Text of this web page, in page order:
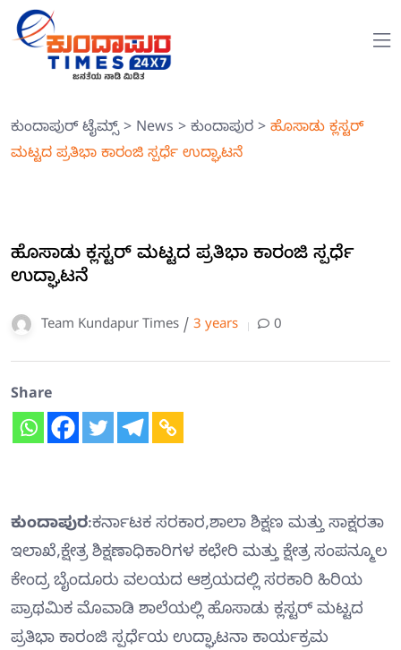
ಕುಂದಾಪುರ್ ಟೈಮ್ಸ್> News > ಕುಂದಾಪುರ > ಹೊಸಾಡು ಕ್ಲಸ್ಟರ್
ಮಟ್ಟದ ಪ್ರತಿಭಾ ಕಾರಂಜಿ ಸ್ಪರ್ಧೆ ಉದ್ಘಾಟನೆ
ಹೊಸಾಡು ಕ್ಲಸ್ಟರ್ ಮಟ್ಟದ ಪ್ರತಿಭಾ ಕಾರಂಜಿ ಸ್ಪರ್ಧೆ
ಉದ್ಘಾಟನೆ
Team Kundapur Times / 3 years 0
Share
ಕುಂದಾಪುರ:ಕರ್ನಾಟಕ ಸರಕಾರ,ಶಾಲಾ ಶಿಕ್ಷಣ ಮತ್ತು ಸಾಕ್ಷರತಾ
ಇಲಾಖೆ,ಕ್ಷೇತ್ರ ಶಿಕ್ಷಣಾಧಿಕಾರಿಗಳ ಕಛೇರಿ ಮತ್ತು ಕ್ಷೇತ್ರ ಸಂಪನ್ಮೂಲ
ಕೇಂದ್ರ ಬೈಂದೂರು ವಲಯದ ಆಶ್ರಯದಲ್ಲಿ ಸರಕಾರಿ ಹಿರಿಯ
ಪ್ರಾಥಮಿಕ ಮೊವಾಡಿ ಶಾಲೆಯಲ್ಲಿ ಹೊಸಾಡು ಕ್ಲಸ್ಟರ್ ಮಟ್ಟದ
ಪ್ರತಿಭಾ ಕಾರಂಜಿ ಸ್ಪರ್ಧೆಯ ಉದ್ಘಾಟನಾ ಕಾರ್ಯಕ್ರಮ